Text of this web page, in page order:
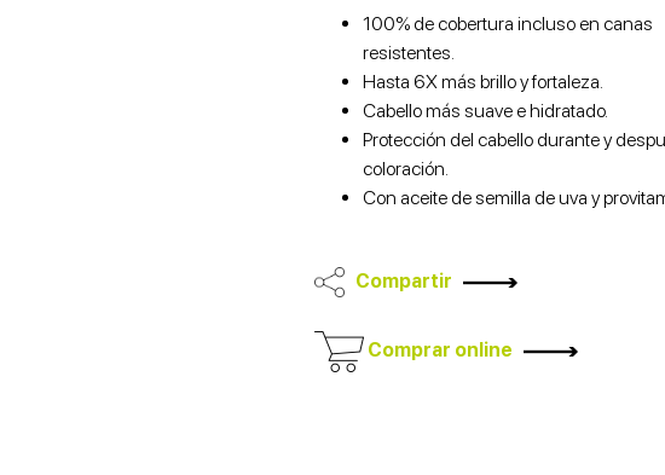
100% de cobertura incluso en canas
resistentes.
Hasta 6X más brillo y fortaleza.
Cabello más suave e hidratado.
Protección del cabello durante y
coloración.
Con aceite de semilla de uva y
Compartir
Comprar online